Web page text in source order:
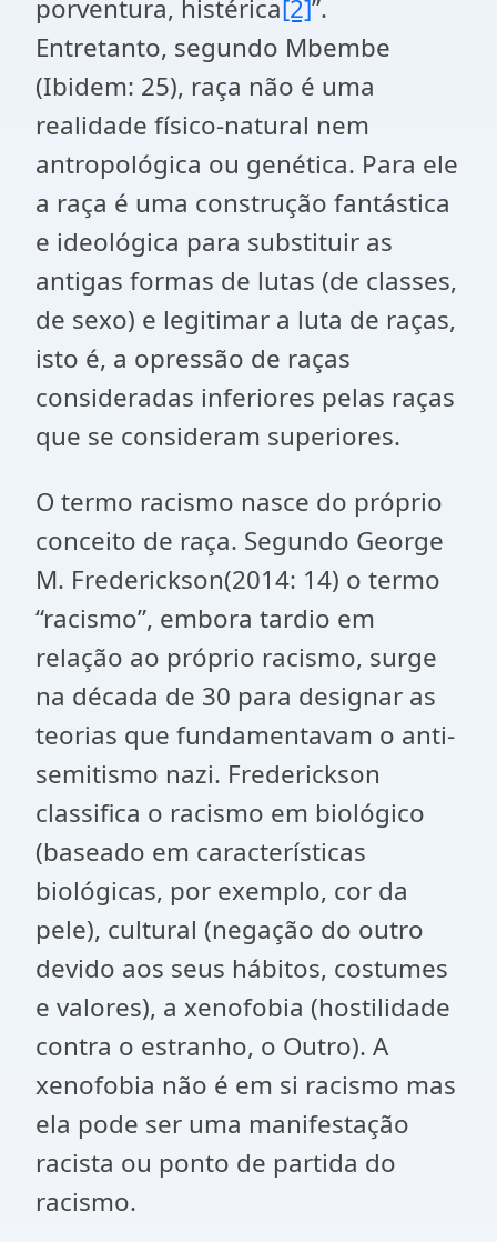
porventura, histérica[2]”.
Entretanto, segundo Mbembe
(Ibidem: 25), raça não é uma
realidade físico-natural nem
antropológica ou genética. Para ele
a raça é uma construção fantástica
e ideológica para substituir as
antigas formas de lutas (de classes,
de sexo) e legitimar a luta de raças,
isto é, a opressão de raças
consideradas inferiores pelas raças
que se consideram superiores.
O termo racismo nasce do próprio
conceito de raça. Segundo George
M. Frederickson(2014: 14) o termo
“racismo”, embora tardio em
relação ao próprio racismo, surge
na década de 30 para designar as
teorias que fundamentavam o anti-
semitismo nazi. Frederickson
classifica o racismo em biológico
(baseado em características
biológicas, por exemplo, cor da
pele), cultural (negação do outro
devido aos seus hábitos, costumes
e valores), a xenofobia (hostilidade
contra o estranho, o Outro). A
xenofobia não é em si racismo mas
ela pode ser uma manifestação
racista ou ponto de partida do
racismo.